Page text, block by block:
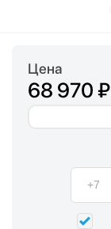
Цена
68 970 ₽